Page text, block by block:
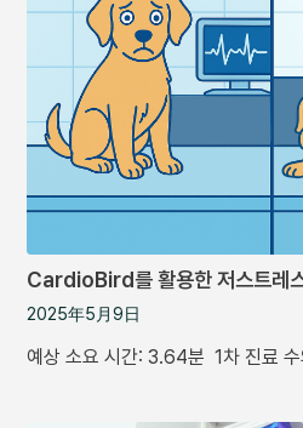
CardioBird를 활용한 저스트레
2025年5月9日
예상 소요 시간: 3.64분 1차 진료